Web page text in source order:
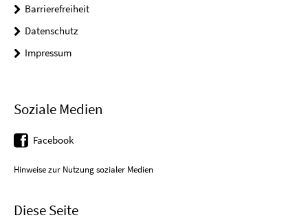
Barrierefreiheit
Datenschutz
Impressum
Soziale Medien
Facebook
Hinweise zur Nutzung sozialer Medien
Diese Seite